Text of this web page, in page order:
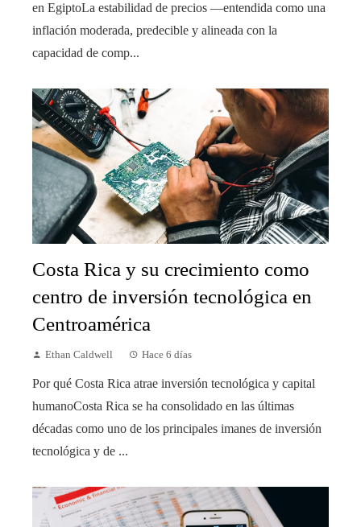
en EgiptoLa estabilidad de precios —entendida como una
inflación moderada, predecible y alineada con la
capacidad de comp...
Costa Rica y su crecimiento como
centro de inversión tecnológica en
Centroamérica
Ethan Caldwell Hace 6 días
Por qué Costa Rica atrae inversión tecnológica y capital
humanoCosta Rica se ha consolidado en las últimas
décadas como uno de los principales imanes de inversión
tecnológica y de ...